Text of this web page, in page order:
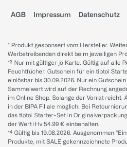
AGB Impressum Datenschutz
* Produkt gesponsert vom Hersteller.
Werbetreibenden direkt beim jeweiligen
*³ Nur mit gültiger jö Karte. Gültig auf alle
Feuchttücher. Gutschein für ein tiptoi
einlösbar bis 30.09.2026. Nur ein
Sammelwert wird auf der Rechnung
im Online Shop. Solange der Vorrat reicht.
in der BIPA Filiale möglich. Bei
das tiptoi Starter-Set in
der Wert iHv 54.99 € einbehalten.
*⁴ Gültig bis 19.08.2026. Ausgenommen
Produkte, mit SALE gekennzeichnete